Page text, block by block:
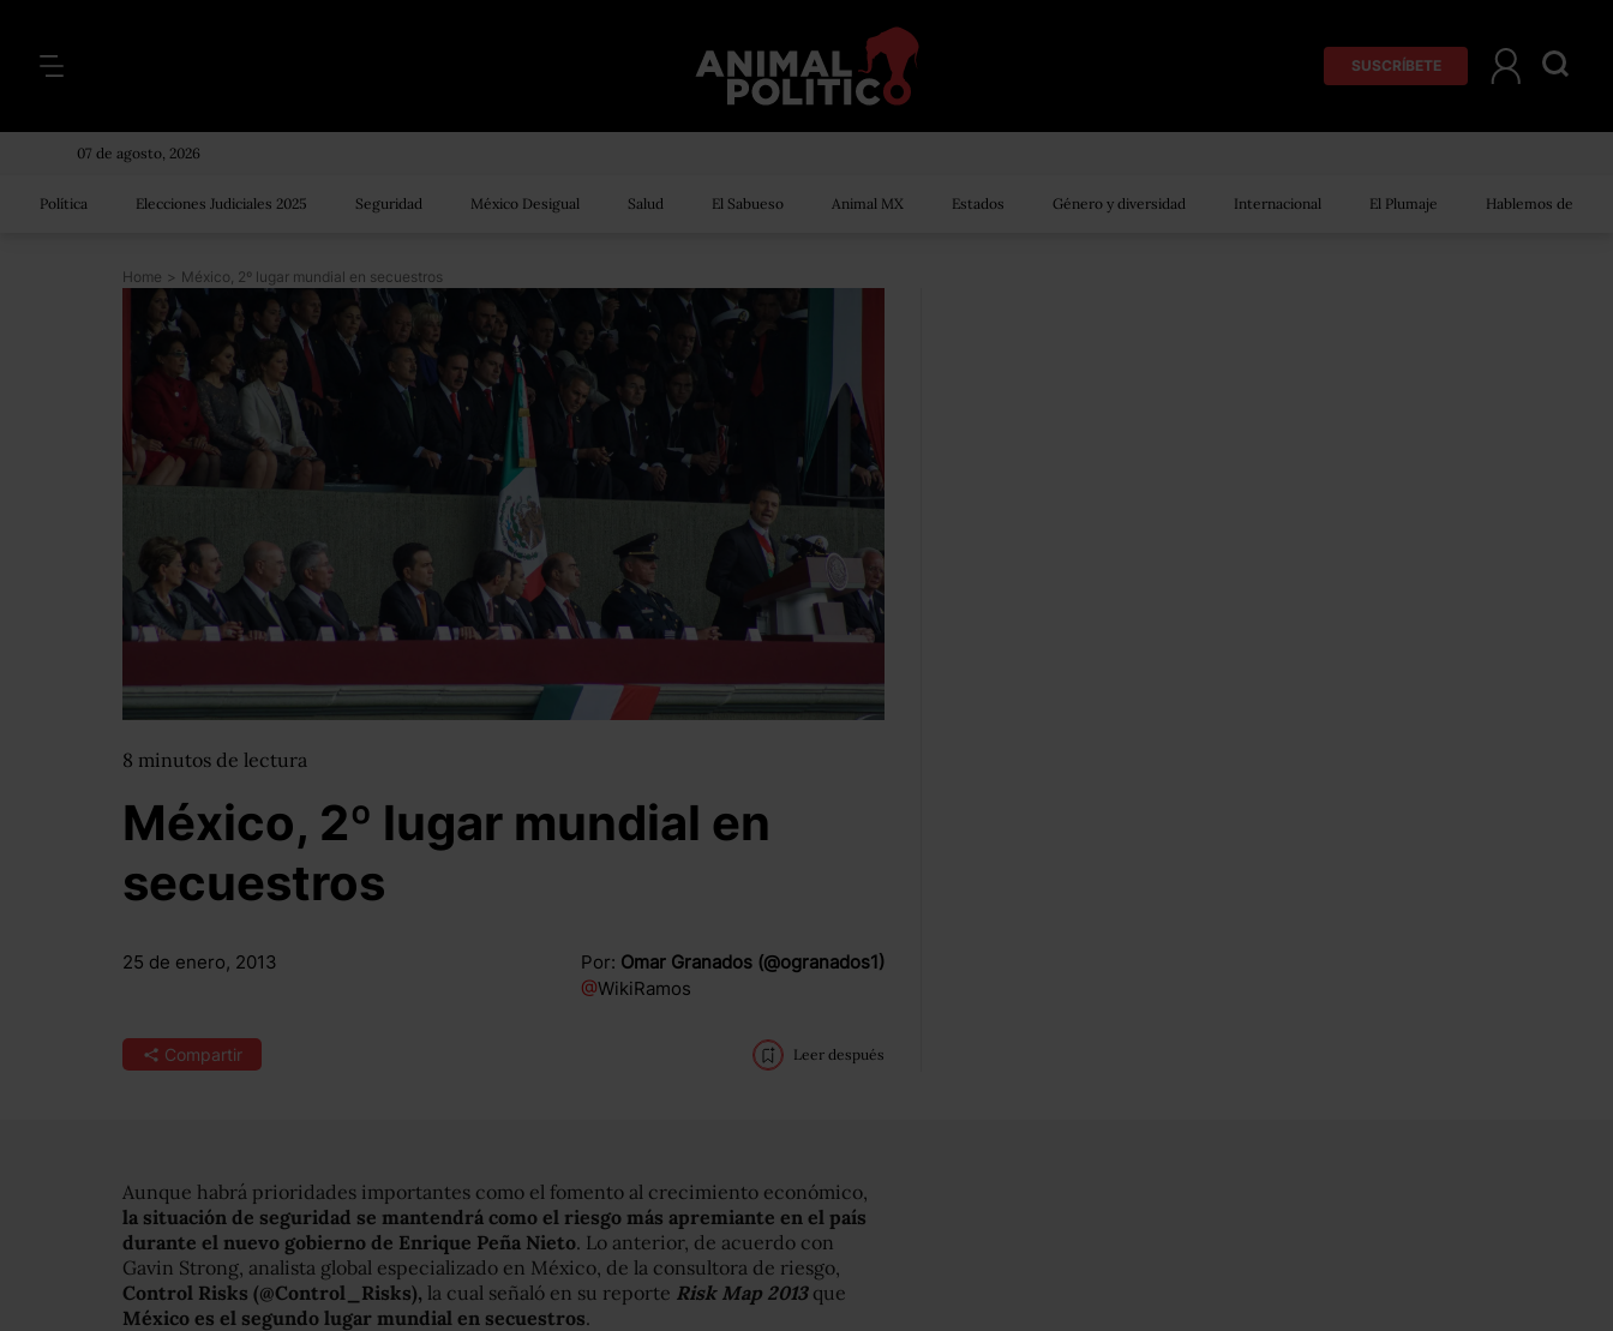
SUSCRÍBETE
07 de agosto, 2026
Política Elecciones Judiciales 2025 Seguridad México Desigual Salud El Sabueso Animal MX Estados Género y diversidad Internacional El Plumaje Hablemos de
Home > México, 2º lugar mundial en secuestros
8 minutos de lectura
México, 2º lugar mundial en
secuestros
25 de enero, 2013 Por: Omar Granados (@ogranados1)
@WikiRamos
Compartir Leer después
Aunque habrá prioridades importantes como el fomento al crecimiento económico,
la situación de seguridad se mantendrá como el riesgo más apremiante en el país
durante el nuevo gobierno de Enrique Peña Nieto. Lo anterior, de acuerdo con
Gavin Strong, analista global especializado en México, de la consultora de riesgo,
Control Risks (@Control_Risks), la cual señaló en su reporte Risk Map 2013 que
México es el segundo lugar mundial en secuestros.